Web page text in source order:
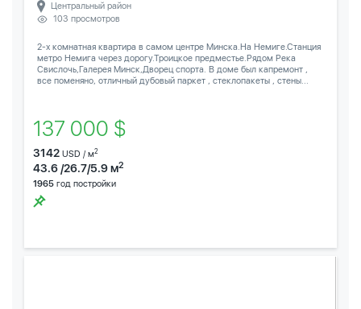
Центральный район
103 просмотров
2-х комнатная квартира в самом центре Минска.На Немиге.Станция
метро Немига через дорогу.Троицкое предместье.Рядом Река
Свислочь,Галерея Минск,Дворец спорта. В доме был капремонт ,
все поменяно, отличный дубовый паркет , стеклопакеты , стены...
137 000 $
3142 USD / м2
43.6 /26.7/5.9 м2
1965 год постройки